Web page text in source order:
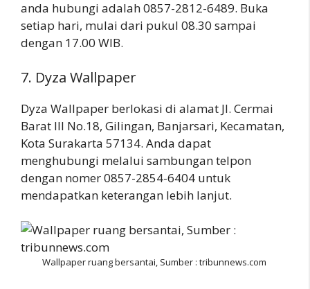
anda hubungi adalah 0857-2812-6489. Buka
setiap hari, mulai dari pukul 08.30 sampai
dengan 17.00 WIB.
7. Dyza Wallpaper
Dyza Wallpaper berlokasi di alamat Jl. Cermai
Barat III No.18, Gilingan, Banjarsari, Kecamatan,
Kota Surakarta 57134. Anda dapat
menghubungi melalui sambungan telpon
dengan nomer 0857-2854-6404 untuk
mendapatkan keterangan lebih lanjut.
Wallpaper ruang bersantai, Sumber : tribunnews.com